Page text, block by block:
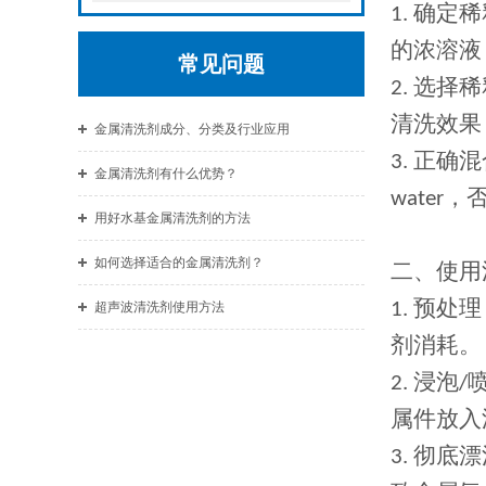
常见问题
金属清洗剂成分、分类及行业应用
金属清洗剂有什么优势？
用好水基金属清洗剂的方法
如何选择适合的金属清洗剂？
超声波清洗剂使用方法
1. 确定
的浓溶
2. 选择
清洗效
3. 正确
water ，
二、使
1. 预处
剂消耗。
2. 浸泡/
属件放
3. 彻底